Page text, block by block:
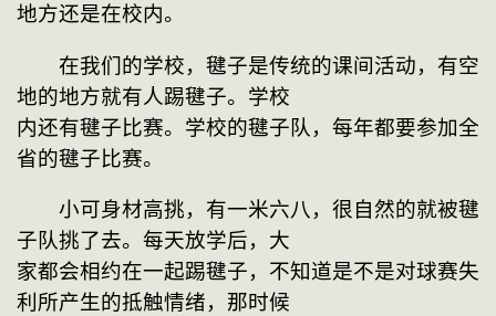
地方还是在校内。
在我们的学校，毽子是传统的课间活动，有空
地的地方就有人踢毽子。学校
内还有毽子比赛。学校的毽子队，每年都要参加全
省的毽子比赛。
小可身材高挑，有一米六八，很自然的就被毽
子队挑了去。每天放学后，大
家都会相约在一起踢毽子，不知道是不是对球赛失
利所产生的抵触情绪，那时候